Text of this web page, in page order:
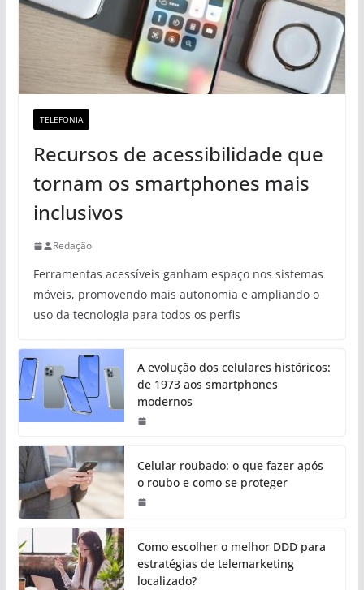
TELEFONIA
Recursos de acessibilidade que
tornam os smartphones mais
inclusivos
Redação
Ferramentas acessíveis ganham espaço nos sistemas
móveis, promovendo mais autonomia e ampliando o
uso da tecnologia para todos os perfis
A evolução dos celulares históricos:
de 1973 aos smartphones
modernos
Celular roubado: o que fazer após
o roubo e como se proteger
Como escolher o melhor DDD para
estratégias de telemarketing
localizado?